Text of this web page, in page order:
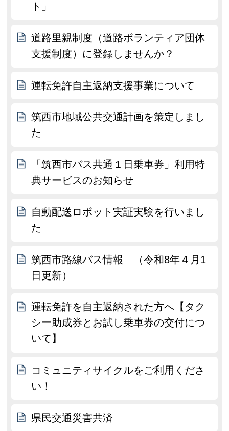
ト」
道路里親制度（道路ボランティア団体
支援制度）に登録しませんか？
運転免許自主返納支援事業について
筑西市地域公共交通計画を策定しまし
た
「筑西市バス共通１日乗車券」利用特
典サービスのお知らせ
自動配送ロボット実証実験を行いまし
た
筑西市路線バス情報 （令和8年４月1
日更新）
運転免許を自主返納された方へ【タク
シー助成券とお試し乗車券の交付につ
いて】
コミュニティサイクルをご利用くださ
い！
県民交通災害共済